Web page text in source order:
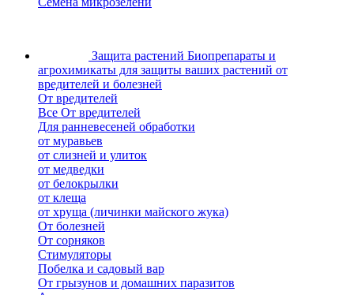
Защита растений Биопрепараты и
агрохимикаты для защиты ваших растений от
вредителей и болезней
От вредителей
Все От вредителей
Для ранневесеней обработки
от муравьев
от слизней и улиток
от медведки
от белокрылки
от клеща
от хруща (личинки майского жука)
От болезней
От сорняков
Стимуляторы
Побелка и садовый вар
От грызунов и домашних паразитов